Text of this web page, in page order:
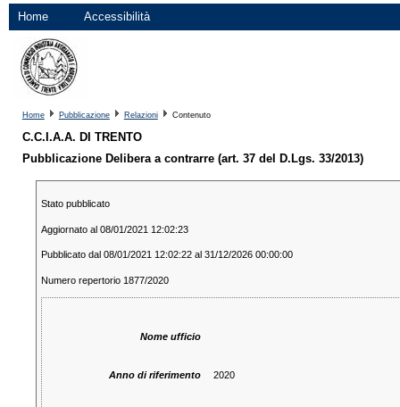
Home Accessibilità
Home Pubblicazione Relazioni Contenuto
C.C.I.A.A. DI TRENTO
Pubblicazione Delibera a contrarre (art. 37 del D.Lgs. 33/2013)
Stato pubblicato
Aggiornato al 08/01/2021 12:02:23
Pubblicato dal 08/01/2021 12:02:22 al 31/12/2026 00:00:00
Numero repertorio 1877/2020
Nome ufficio
Anno di riferimento 2020